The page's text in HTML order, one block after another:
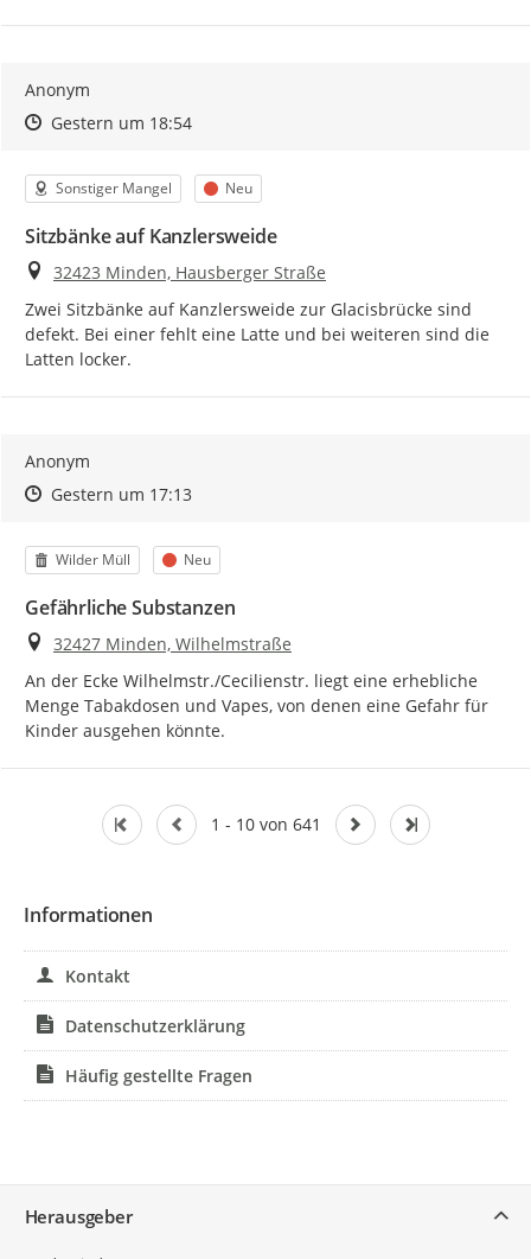
Anonym
Zeitpunkt des Erstellens
Zeitpunkt des Erstellens
Gestern um 18:54Zur Äußerung
Kategorie
Sonstiger Mangel Status
Neu
Sitzbänke auf Kanzlersweide
Ort
32423 Minden, Hausberger Straße
Zwei Sitzbänke auf Kanzlersweide zur Glacisbrücke sind
defekt. Bei einer fehlt eine Latte und bei weiteren sind die
Latten locker.
Anonym
Zeitpunkt des Erstellens
Zeitpunkt des Erstellens
Gestern um 17:13Zur Äußerung
Kategorie
Wilder Müll Status
Neu
Gefährliche Substanzen
Ort
32427 Minden, Wilhelmstraße
An der Ecke Wilhelmstr./Cecilienstr. liegt eine erhebliche
Menge Tabakdosen und Vapes, von denen eine Gefahr für
Kinder ausgehen könnte.
1 - 10 von 641
Informationen
Kontakt
Datenschutzerklärung
Häufig gestellte Fragen
Herausgeber